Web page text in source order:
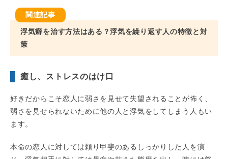
浮気癖を治す方法はある？浮気を繰り返す人の特徴と対
策
癒し、ストレスのはけ口
好きだからこそ恋人に弱さを見せて失望されることが怖く、
弱さを見せられないために他の人と浮気をしてしまう人もい
ます。
本命の恋人に対しては頼り甲斐のあるしっかりした人を演